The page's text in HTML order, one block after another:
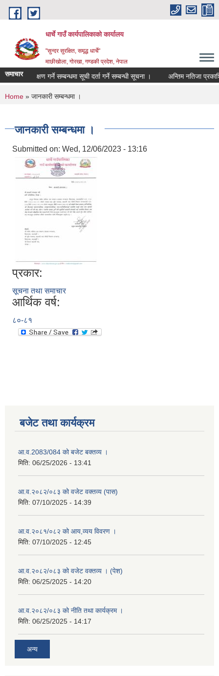
Skip to main content
धार्चे गाउँ कार्यपालिकाको कार्यालय
"सुन्दर सुरक्षित, समृद्ध धार्चे"
माछीखोला, गोरखा, गण्डकी प्रदेश, नेपाल
समाचार
लेखापरीक्षण गर्ने सम्बन्धमा सूची दर्ता गर्ने सम्बन्धी सूचना । अन्तिम नतिजा प्रकाशित
You are here
Home » जानकारी सम्बन्धमा ।
जानकारी सम्बन्धमा ।
Submitted on: Wed, 12/06/2023 - 13:16
प्रकार:
सूचना तथा समाचार
आर्थिक वर्ष:
८०-८१
बजेट तथा कार्यक्रम
आ.व.2083/084 को बजेट बक्तव्य ।
मिति: 06/25/2026 - 13:41
आ.व.२०८२/०८३ को वजेट वक्तव्य (पास)
मिति: 07/10/2025 - 14:39
आ.व.२०८१/०८२ को आय,व्यय विवरण ।
मिति: 07/10/2025 - 12:45
आ.व.२०८२/०८३ को वजेट वक्तव्य । (पेश)
मिति: 06/25/2025 - 14:20
आ.व.२०८२/०८३ को नीति तथा कार्यक्रम ।
मिति: 06/25/2025 - 14:17
अन्य